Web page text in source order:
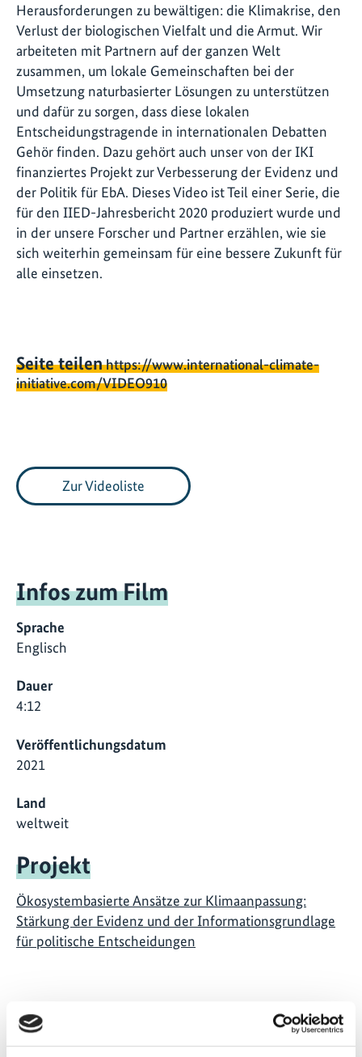
Herausforderungen zu bewältigen: die Klimakrise, den
Verlust der biologischen Vielfalt und die Armut. Wir
arbeiteten mit Partnern auf der ganzen Welt
zusammen, um lokale Gemeinschaften bei der
Umsetzung naturbasierter Lösungen zu unterstützen
und dafür zu sorgen, dass diese lokalen
Entscheidungstragende in internationalen Debatten
Gehör finden. Dazu gehört auch unser von der IKI
finanziertes Projekt zur Verbesserung der Evidenz und
der Politik für EbA. Dieses Video ist Teil einer Serie, die
für den IIED-Jahresbericht 2020 produziert wurde und
in der unsere Forscher und Partner erzählen, wie sie
sich weiterhin gemeinsam für eine bessere Zukunft für
alle einsetzen.
Seite teilenhttps://www.international-climate-
initiative.com/VIDEO910
Zur Videoliste
Infos zum Film
Sprache
Englisch
Dauer
4:12
Veröffentlichungsdatum
2021
Land
weltweit
Projekt
Ökosystembasierte Ansätze zur Klimaanpassung:
Stärkung der Evidenz und der Informationsgrundlage
für politische Entscheidungen